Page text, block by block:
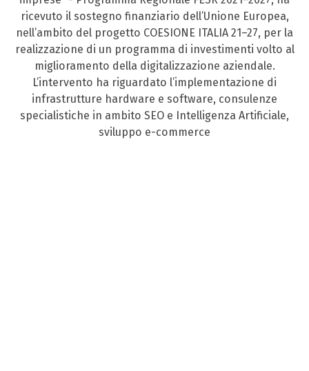
ricevuto il sostegno finanziario dell’Unione Europea,
nell’ambito del progetto COESIONE ITALIA 21–27, per la
realizzazione di un programma di investimenti volto al
miglioramento della digitalizzazione aziendale.
L’intervento ha riguardato l’implementazione di
infrastrutture hardware e software, consulenze
specialistiche in ambito SEO e Intelligenza Artificiale,
sviluppo e-commerce